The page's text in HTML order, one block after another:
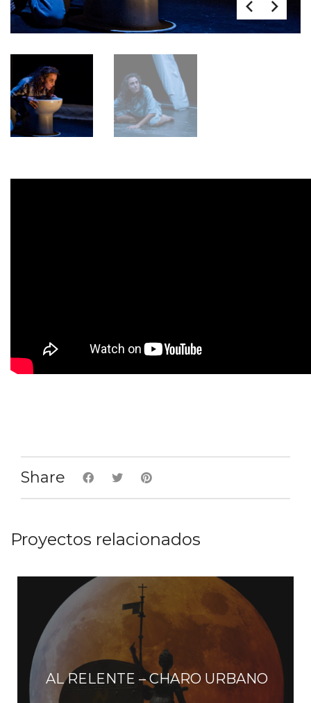
Share
Proyectos relacionados
AL RELENTE – CHARO URBANO